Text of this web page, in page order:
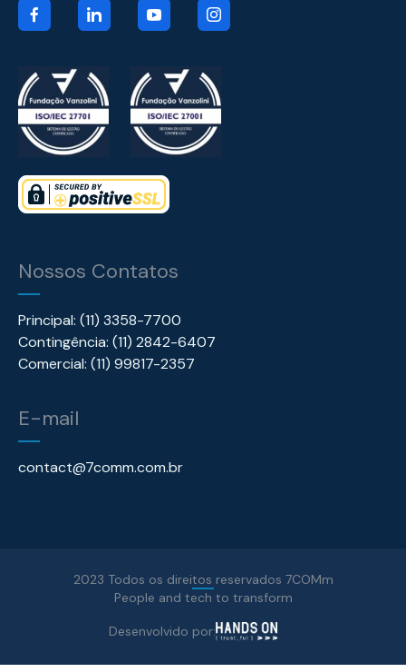
Nossos Contatos
Principal: (11) 3358-7700
Contingência: (11) 2842-6407
Comercial: (11) 99817-2357
E-mail
contact@7comm.com.br
2023 Todos os direitos reservados 7COMm
People and tech to transform
Desenvolvido por: